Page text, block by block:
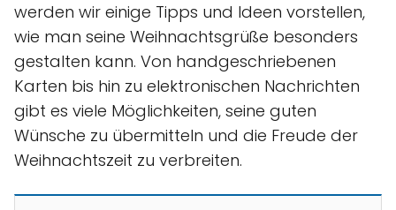
werden wir einige Tipps und Ideen vorstellen,
wie man seine Weihnachtsgrüße besonders
gestalten kann. Von handgeschriebenen
Karten bis hin zu elektronischen Nachrichten
gibt es viele Möglichkeiten, seine guten
Wünsche zu übermitteln und die Freude der
Weihnachtszeit zu verbreiten.